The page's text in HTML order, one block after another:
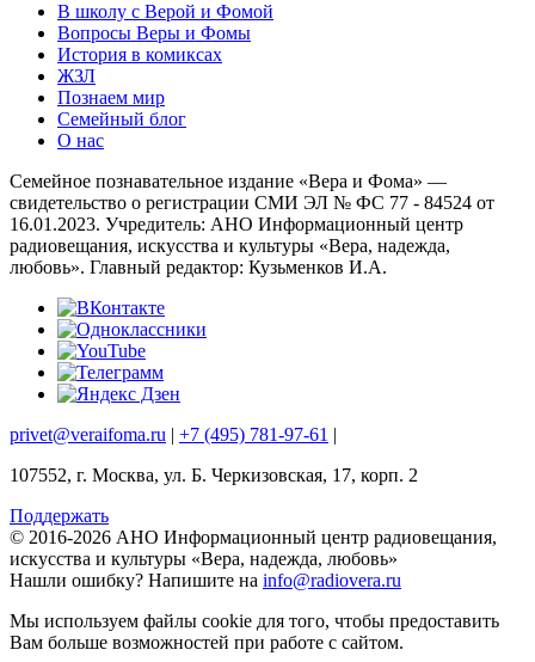
В школу с Верой и Фомой
Вопросы Веры и Фомы
История в комиксах
ЖЗЛ
Познаем мир
Семейный блог
О нас
Семейное познавательное издание «Вера и Фома» —
свидетельство о регистрации СМИ ЭЛ № ФС 77 - 84524 от
16.01.2023. Учредитель: АНО Информационный центр
радиовещания, искусства и культуры «Вера, надежда,
любовь». Главный редактор: Кузьменков И.А.
privet@veraifoma.ru +7 (495) 781-97-61
107552, г. Москва, ул. Б. Черкизовская, 17, корп. 2
Поддержать
© 2016-2026 АНО Информационный центр радиовещания,
искусства и культуры «Вера, надежда, любовь»
Нашли ошибку? Напишите на info@radiovera.ru
Мы используем файлы cookie для того, чтобы предоставить
Вам больше возможностей при работе с сайтом.